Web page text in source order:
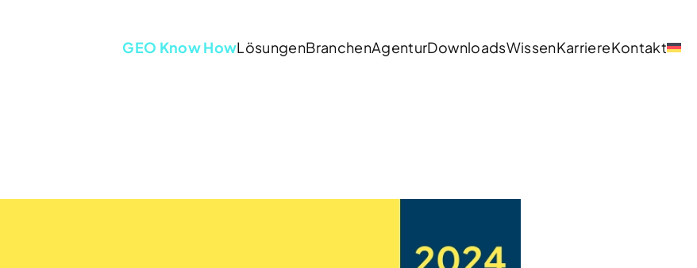
GEO Know HowLösungenBranchenAgenturDownloadsWissenKarriereKontakt